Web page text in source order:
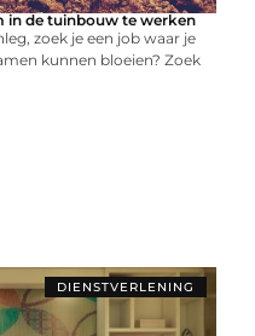
in de tuinbouw te werken
zoek je een job waar je
kunnen bloeien? Zoek
DIENSTVERLENING